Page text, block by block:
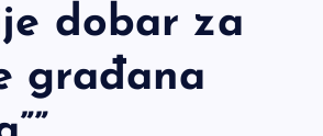
dobar za
građana